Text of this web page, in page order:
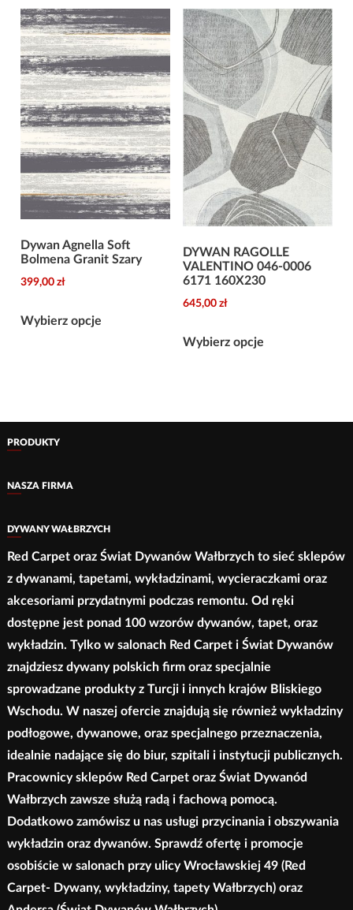
wiele
wariantów.
Opcje
można
wybrać
na
stronie
produktu
999,00 zł
wiele
wariantów.
Opcje
można
wybrać
na
stronie
produktu
Dywan Agnella Soft
Bolmena Granit Szary
399,00 zł
Wybierz opcje
produktu
DYWAN RAGOLLE
VALENTINO 046-0006
6171 160X230
645,00 zł
Wybierz opcje
produkt
produktu
PRODUKTY
NASZA FIRMA
DYWANY WAŁBRZYCH
Red Carpet oraz Świat Dywanów Wałbrzych to sieć sklepów
z dywanami, tapetami, wykładzinami, wycieraczkami oraz
akcesoriami przydatnymi podczas remontu. Od ręki
dostępne jest ponad 100 wzorów dywanów, tapet, oraz
wykładzin. Tylko w salonach Red Carpet i Świat Dywanów
znajdziesz dywany polskich firm oraz specjalnie
sprowadzane produkty z Turcji i innych krajów Bliskiego
Wschodu. W naszej ofercie znajdują się również wykładziny
podłogowe, dywanowe, oraz specjalnego przeznaczenia,
idealnie nadające się do biur, szpitali i instytucji publicznych.
Pracownicy sklepów Red Carpet oraz Świat Dywanód
Wałbrzych zawsze służą radą i fachową pomocą.
Dodatkowo zamówisz u nas usługi przycinania i obszywania
wykładzin oraz dywanów. Sprawdź ofertę i promocje
osobiście w salonach przy ulicy Wrocławskiej 49 (Red
Carpet- Dywany, wykładziny, tapety Wałbrzych) oraz